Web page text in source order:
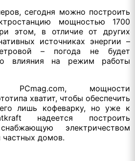
сегодня можно построить
мощностью 1700
этом, в отличие от других
источниках энергии –
– погода не будет
влияния на режим работы
мощности
хватит, чтобы обеспечить
лишь кофеварку, но уже к
надеется построить
электричеством
частных домов.